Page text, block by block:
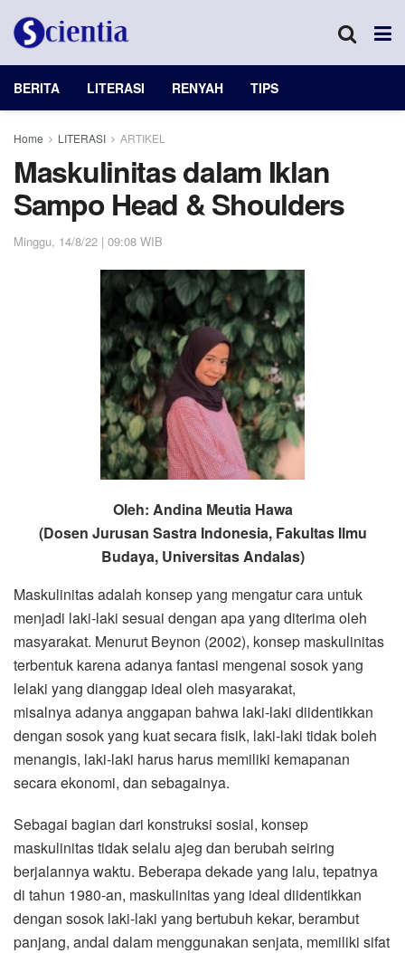
BERITA LITERASI RENYAH TIPS
Home LITERASI ARTIKEL
Maskulinitas dalam Iklan
Sampo Head & Shoulders
Minggu, 14/8/22 | 09:08 WIB
Oleh: Andina Meutia Hawa
(Dosen Jurusan Sastra Indonesia, Fakultas Ilmu
Budaya, Universitas Andalas)
Maskulinitas adalah konsep yang mengatur cara untuk
menjadi laki-laki sesuai dengan apa yang diterima oleh
masyarakat. Menurut Beynon (2002), konsep maskulinitas
terbentuk karena adanya fantasi mengenai sosok yang
lelaki yang dianggap ideal oleh masyarakat,
misalnya adanya anggapan bahwa laki-laki diidentikkan
dengan sosok yang kuat secara fisik, laki-laki tidak boleh
menangis, laki-laki harus harus memiliki kemapanan
secara ekonomi, dan sebagainya.
Sebagai bagian dari konstruksi sosial, konsep
maskulinitas tidak selalu ajeg dan berubah seiring
berjalannya waktu. Beberapa dekade yang lalu, tepatnya
di tahun 1980-an, maskulinitas yang ideal diidentikkan
dengan sosok laki-laki yang bertubuh kekar, berambut
panjang, andal dalam menggunakan senjata, memiliki sifat